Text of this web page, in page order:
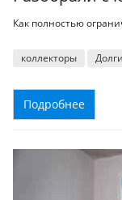
Как полностью
коллекторы
Подробнее